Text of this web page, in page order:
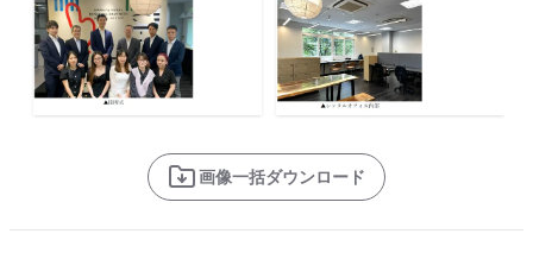
画像一括ダウンロード